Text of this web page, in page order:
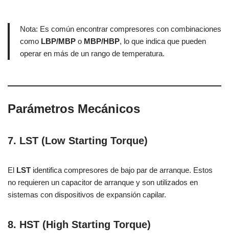
Nota: Es común encontrar compresores con combinaciones
como LBP/MBP o MBP/HBP, lo que indica que pueden
operar en más de un rango de temperatura.
Parámetros Mecánicos
7. LST (Low Starting Torque)
El LST identifica compresores de bajo par de arranque. Estos
no requieren un capacitor de arranque y son utilizados en
sistemas con dispositivos de expansión capilar.
8. HST (High Starting Torque)